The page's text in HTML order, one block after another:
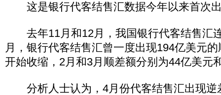
这是银行代客结售汇数据今年以来首次
去年11月和12月，我国银行代客结售汇
月，银行代客结售汇曾一度出现194亿美元
开始收缩，2月和3月顺差额分别为44亿美元
分析人士认为，4月份代客结售汇出现逆